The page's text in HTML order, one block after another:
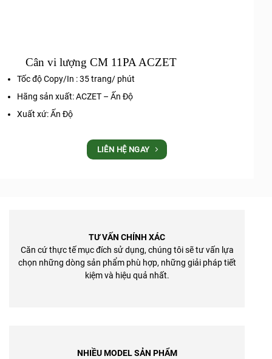
Cân vi lượng CM 11PA ACZET
Tốc độ Copy/In : 35 trang/ phút
Hãng sản xuất: ACZET – Ấn Độ
Xuất xứ: Ấn Độ
LIÊN HỆ NGAY
TƯ VẤN CHÍNH XÁC
Căn cứ thực tế mục đích sử dụng, chúng tôi sẽ tư vấn lựa
chọn những dòng sản phẩm phù hợp, những giải pháp tiết
kiệm và hiệu quả nhất.
NHIỀU MODEL SẢN PHẨM